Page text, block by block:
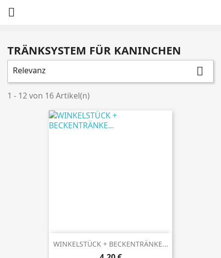

TRÄNKSYSTEM FÜR KANINCHEN
Relevanz 
1 - 12 von 16 Artikel(n)
WINKELSTÜCK + BECKENTRÄNKE...